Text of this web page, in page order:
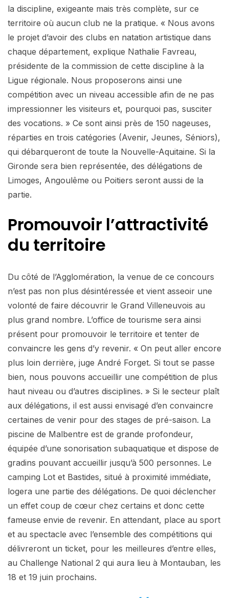
la discipline, exigeante mais très complète, sur ce
territoire où aucun club ne la pratique. « Nous avons
le projet d’avoir des clubs en natation artistique dans
chaque département, explique Nathalie Favreau,
présidente de la commission de cette discipline à la
Ligue régionale. Nous proposerons ainsi une
compétition avec un niveau accessible afin de ne pas
impressionner les visiteurs et, pourquoi pas, susciter
des vocations. » Ce sont ainsi près de 150 nageuses,
réparties en trois catégories (Avenir, Jeunes, Séniors),
qui débarqueront de toute la Nouvelle-Aquitaine. Si la
Gironde sera bien représentée, des délégations de
Limoges, Angoulême ou Poitiers seront aussi de la
partie.
Promouvoir l’attractivité
du territoire
Du côté de l’Agglomération, la venue de ce concours
n’est pas non plus désintéressée et vient asseoir une
volonté de faire découvrir le Grand Villeneuvois au
plus grand nombre. L’office de tourisme sera ainsi
présent pour promouvoir le territoire et tenter de
convaincre les gens d’y revenir. « On peut aller encore
plus loin derrière, juge André Forget. Si tout se passe
bien, nous pouvons accueillir une compétition de plus
haut niveau ou d’autres disciplines. » Si le secteur plaît
aux délégations, il est aussi envisagé d’en convaincre
certaines de venir pour des stages de pré-saison. La
piscine de Malbentre est de grande profondeur,
équipée d’une sonorisation subaquatique et dispose de
gradins pouvant accueillir jusqu’à 500 personnes. Le
camping Lot et Bastides, situé à proximité immédiate,
logera une partie des délégations. De quoi déclencher
un effet coup de cœur chez certains et donc cette
fameuse envie de revenir. En attendant, place au sport
et au spectacle avec l’ensemble des compétitions qui
délivreront un ticket, pour les meilleures d’entre elles,
au Challenge National 2 qui aura lieu à Montauban, les
18 et 19 juin prochains.